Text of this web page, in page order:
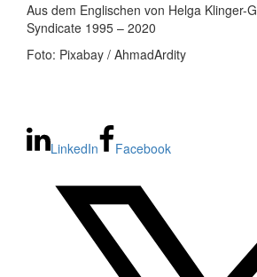
Aus dem Englischen von Helga Klinger-
Syndicate 1995 – 2020
Foto: Pixabay / AhmadArdity
LinkedIn Facebook